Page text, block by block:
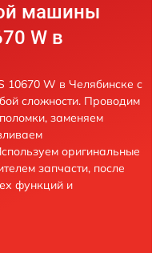
машины
W в
10670 W в Челябинске с
сложности. Проводим
заменяем
оригинальные
запчасти, после
функций и